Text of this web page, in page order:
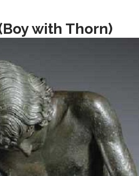
with Thorn)